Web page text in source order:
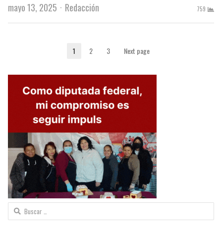
mayo 13, 2025
Author
Redacción 759
entradas
Page
1 Page
2 Page
3 Next page
Buscar: